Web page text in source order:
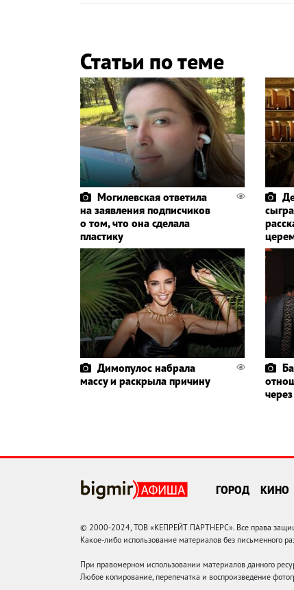
Статьи по теме
Могилевская ответила
на заявления подписчиков
о том, что она сделала
пластику
Димопулос набрала
массу и раскрыла причину
ГОРОД КИНО
© 2000-2024, ТОВ «КЕПРЕЙТ ПАРТНЕРС». Все права
Какое-либо использование материалов без
При правомерном использовании материалов данного
Любое копирование, перепечатка и воспроизведение